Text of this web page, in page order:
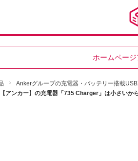
ホームペー
Ankerグループの充電器・バッテリー搭載
アンカー】の充電器「735 Charger」は小さいか